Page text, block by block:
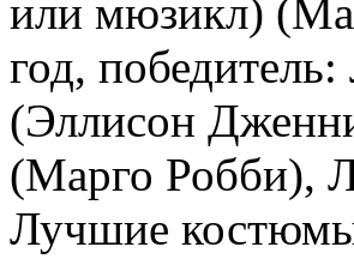
или мюзикл)
год,
(Эллисон
(Марго Робби),
Лучшие